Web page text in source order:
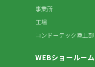
事業所
工場
コンドーテック陸上部
WEBショールーム